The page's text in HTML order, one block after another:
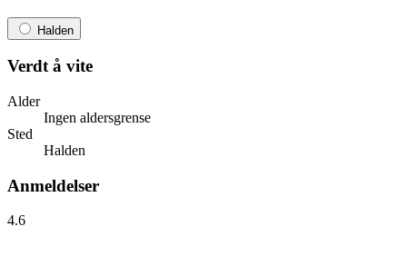
Halden
Verdt å vite
Alder
Ingen aldersgrense
Sted
Halden
Anmeldelser
4.6